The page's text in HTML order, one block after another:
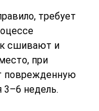
требует
сшивают и
при
поврежденную
3–6 недель.